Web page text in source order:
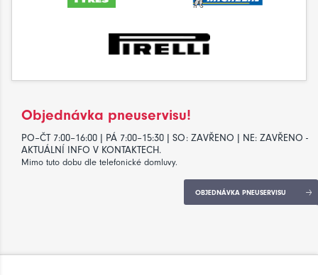
Objednávka pneuservisu!
PO–ČT 7:00–16:00 | PÁ 7:00–15:30 | SO: ZAVŘENO | NE: ZAVŘENO -
AKTUÁLNÍ INFO V KONTAKTECH.
Mimo tuto dobu dle telefonické domluvy.
OBJEDNÁVKA PNEUSERVISU